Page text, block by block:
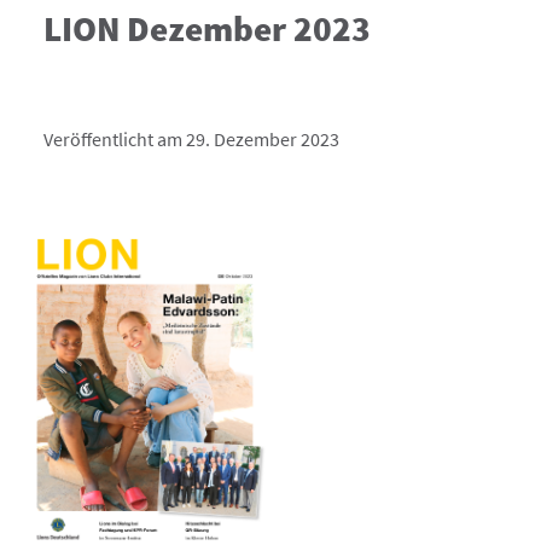
LION Dezember 2023
Veröffentlicht am 29. Dezember 2023